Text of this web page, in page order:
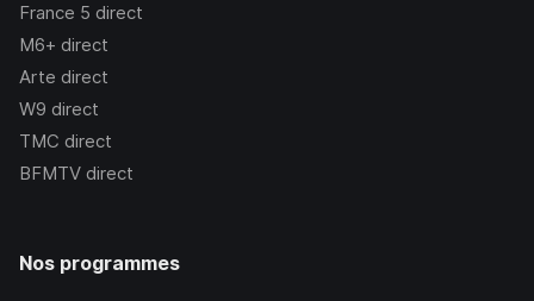
France 5 direct
M6+ direct
Arte direct
W9 direct
TMC direct
BFMTV direct
Nos programmes